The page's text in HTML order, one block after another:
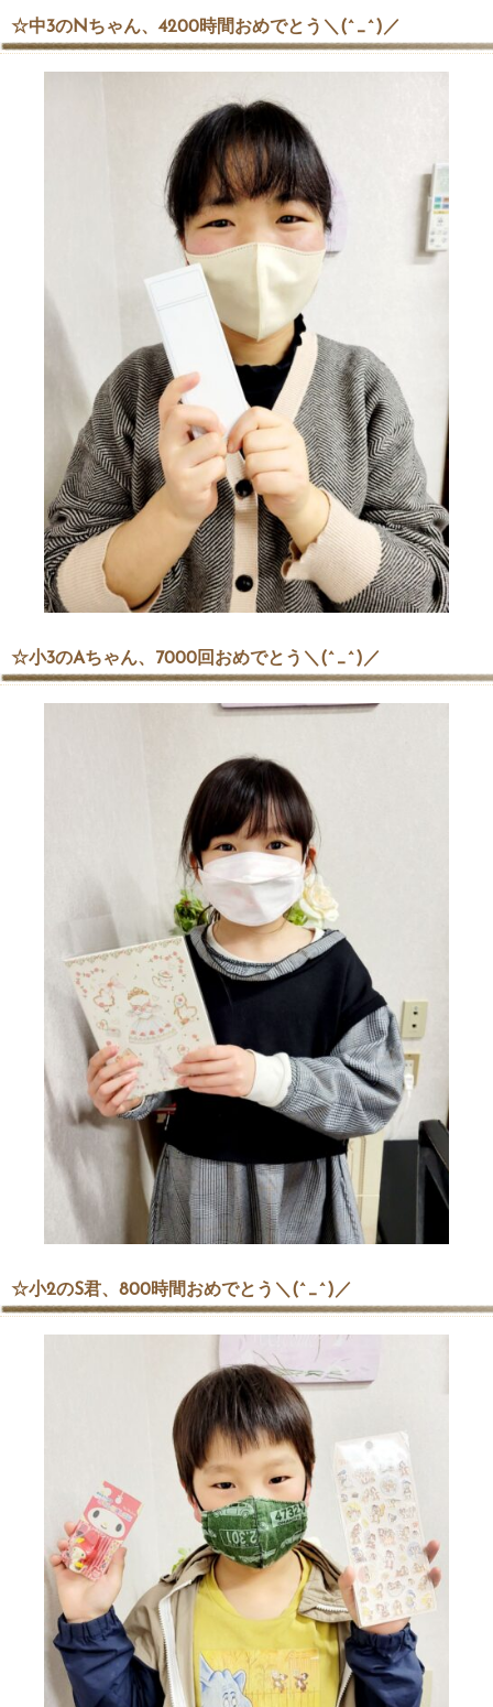
☆中3のNちゃん、4200時間おめでとう＼(^_^)／
☆小3のAちゃん、7000回おめでとう＼(^_^)／
☆小2のS君、800時間おめでとう＼(^_^)／